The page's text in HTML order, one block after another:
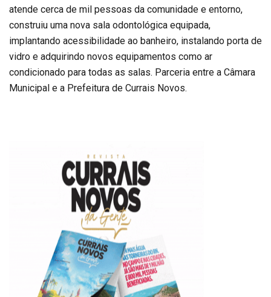
atende cerca de mil pessoas da comunidade e entorno,
construiu uma nova sala odontológica equipada,
implantando acessibilidade ao banheiro, instalando porta de
vidro e adquirindo novos equipamentos como ar
condicionado para todas as salas. Parceria entre a Câmara
Municipal e a Prefeitura de Currais Novos.